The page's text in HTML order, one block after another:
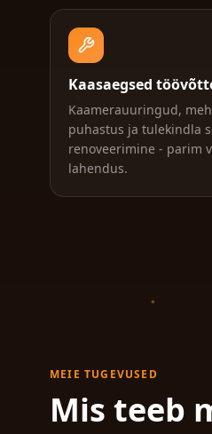
Kaasaegsed
Kaamerauuringud,
puhastus ja tulekindla
renoveerimine - parim
lahendus.
MEIE TUGEVUSED
Mis teeb